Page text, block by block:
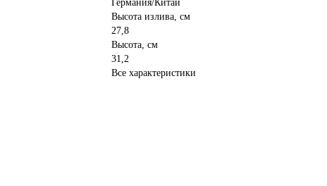
Германия/Китай
Высота излива, см
27,8
Высота, см
31,2
Все характеристики